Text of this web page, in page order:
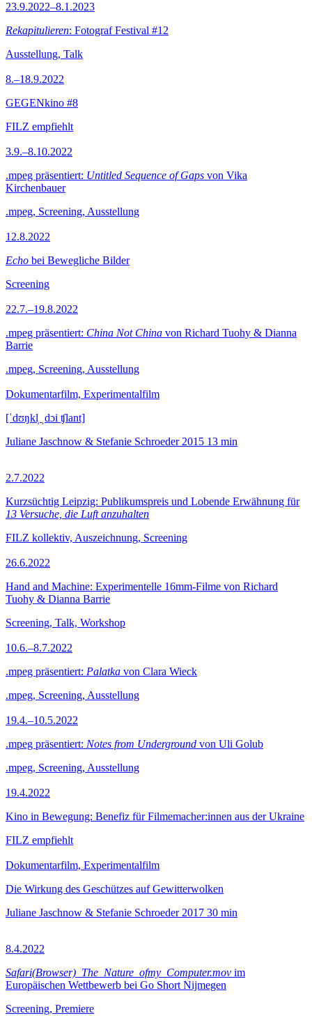
23.9.2022–8.1.2023
Rekapitulieren: Fotograf Festival #12
Ausstellung, Talk
8.–18.9.2022
GEGENkino #8
FILZ empfiehlt
3.9.–8.10.2022
.mpeg präsentiert: Untitled Sequence of Gaps von Vika
Kirchenbauer
.mpeg, Screening, Ausstellung
12.8.2022
Echo bei Bewegliche Bilder
Screening
22.7.–19.8.2022
.mpeg präsentiert: China Not China von Richard Tuohy & Dianna
Barrie
.mpeg, Screening, Ausstellung
Dokumentarfilm, Experimentalfilm
[ˈdʊŋkl̩ ˌdɔi ʧlant]
Juliane Jaschnow & Stefanie Schroeder 2015 13 min
2.7.2022
Kurzsüchtig Leipzig: Publikumspreis und Lobende Erwähnung für
13 Versuche, die Luft anzuhalten
FILZ kollektiv, Auszeichnung, Screening
26.6.2022
Hand and Machine: Experimentelle 16mm-Filme von Richard
Tuohy & Dianna Barrie
Screening, Talk, Workshop
10.6.–8.7.2022
.mpeg präsentiert: Palatka von Clara Wieck
.mpeg, Screening, Ausstellung
19.4.–10.5.2022
.mpeg präsentiert: Notes from Underground von Uli Golub
.mpeg, Screening, Ausstellung
19.4.2022
Kino in Bewegung: Benefiz für Filmemacher:innen aus der Ukraine
FILZ empfiehlt
Dokumentarfilm, Experimentalfilm
Die Wirkung des Geschützes auf Gewitterwolken
Juliane Jaschnow & Stefanie Schroeder 2017 30 min
8.4.2022
Safari(Browser)_The_Nature_ofmy_Computer.mov im
Europäischen Wettbewerb bei Go Short Nijmegen
Screening, Premiere